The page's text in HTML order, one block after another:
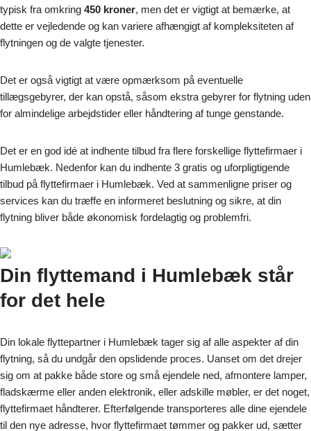
typisk fra omkring 450 kroner, men det er vigtigt at bemærke, at
dette er vejledende og kan variere afhængigt af kompleksiteten af
flytningen og de valgte tjenester.
Det er også vigtigt at være opmærksom på eventuelle
tillægsgebyrer, der kan opstå, såsom ekstra gebyrer for flytning uden
for almindelige arbejdstider eller håndtering af tunge genstande.
Det er en god idé at indhente tilbud fra flere forskellige flyttefirmaer i
Humlebæk. Nedenfor kan du indhente 3 gratis og uforpligtigende
tilbud på flyttefirmaer i Humlebæk. Ved at sammenligne priser og
services kan du træffe en informeret beslutning og sikre, at din
flytning bliver både økonomisk fordelagtig og problemfri.
Din flyttemand i Humlebæk står
for det hele
Din lokale flyttepartner i Humlebæk tager sig af alle aspekter af din
flytning, så du undgår den opslidende proces. Uanset om det drejer
sig om at pakke både store og små ejendele ned, afmontere lamper,
fladskærme eller anden elektronik, eller adskille møbler, er det noget,
flyttefirmaet håndterer. Efterfølgende transporteres alle dine ejendele
til den nye adresse, hvor flyttefirmaet tømmer og pakker ud, sætter